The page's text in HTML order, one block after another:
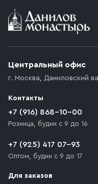
Условия
возникают
которое максимально
движения. Если на
доставки
необходимо
Центральный офис
г. Москва, Даниловский
Контакты
+7 (916) 868-10-00
Розница, будни с 9 до 16
+7 (925) 417 07-93
Оптом, будни с 9 до 17
Для заказов